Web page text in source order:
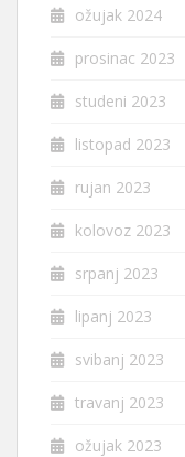
ožujak 2024
prosinac 2023
studeni 2023
listopad 2023
rujan 2023
kolovoz 2023
srpanj 2023
lipanj 2023
svibanj 2023
travanj 2023
ožujak 2023